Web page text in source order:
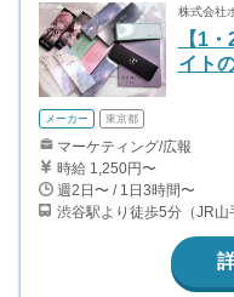
株式会社
【1
イト
メーカー 東京都
マーケティング/広報
時給 1,250円〜
週2日〜 / 1日3時間〜